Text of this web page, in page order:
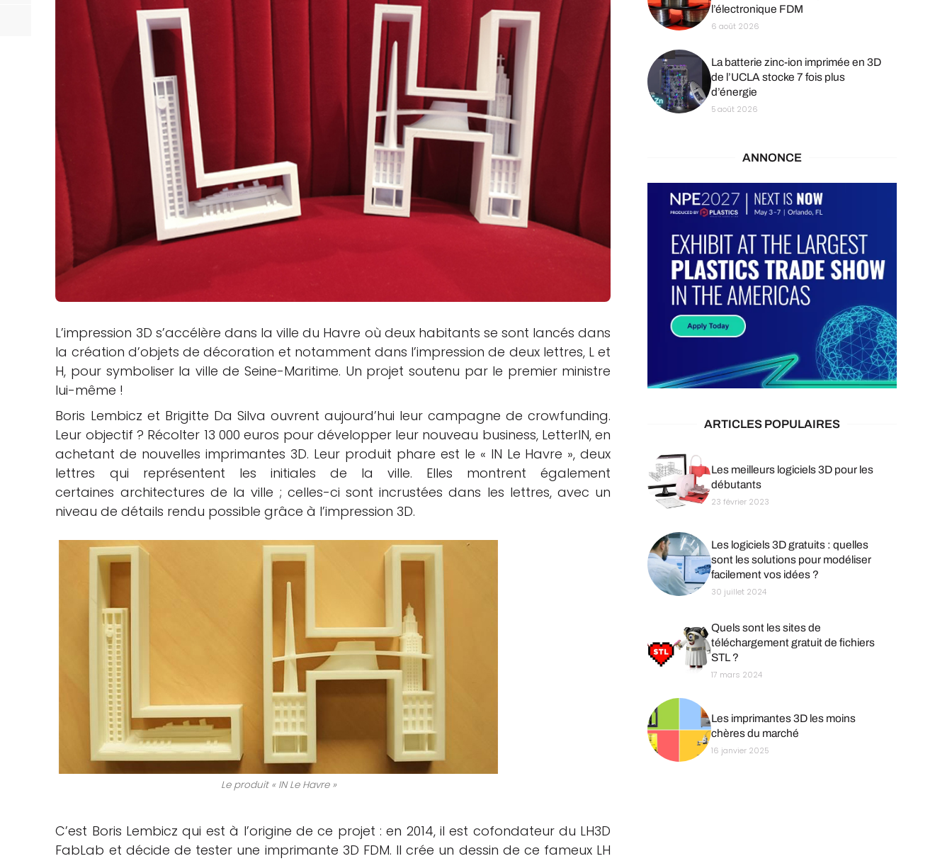
Logiciels 3D
Matériaux
Scanners 3D
L’impression 3D s’accélère dans la ville du Havre où deux habitants se sont lancés dans
la création d’objets de décoration et notamment dans l’impression de deux lettres, L et
H, pour symboliser la ville de Seine-Maritime. Un projet soutenu par le premier ministre
lui-même !
Boris Lembicz et Brigitte Da Silva ouvrent aujourd’hui leur campagne de crowfunding.
Leur objectif ? Récolter 13 000 euros pour développer leur nouveau business, LetterIN, en
achetant de nouvelles imprimantes 3D. Leur produit phare est le « IN Le Havre », deux
lettres qui représentent les initiales de la ville. Elles montrent également
certaines architectures de la ville ; celles-ci sont incrustées dans les lettres, avec un
niveau de détails rendu possible grâce à l’impression 3D.
Le produit « IN Le Havre »
C’est Boris Lembicz qui est à l’origine de ce projet : en 2014, il est cofondateur du LH3D
FabLab et décide de tester une imprimante 3D FDM. Il crée un dessin de ce fameux LH
l’électronique FDM
6 août 2026
La batterie zinc-ion imprimée en 3D
de l’UCLA stocke 7 fois plus
d’énergie
5 août 2026
ANNONCE
ARTICLES POPULAIRES
Les meilleurs logiciels 3D pour les
débutants
23 février 2023
Les logiciels 3D gratuits : quelles
sont les solutions pour modéliser
facilement vos idées ?
30 juillet 2024
Quels sont les sites de
téléchargement gratuit de fichiers
STL ?
17 mars 2024
Les imprimantes 3D les moins
chères du marché
16 janvier 2025